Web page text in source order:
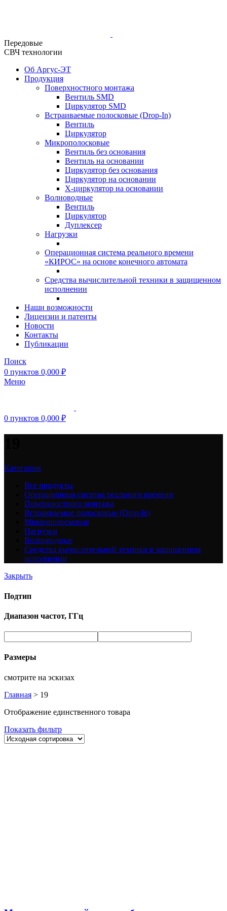
Передовые
СВЧ технологии
Об Аргус-ЭТ
Продукция
Поверхностного монтажа
Вентиль SMD
Циркулятор SMD
Встраиваемые полосковые (Drop-In)
Вентиль
Циркулятор
Микрополосковые
Вентиль без основания
Вентиль на основании
Циркулятор без основания
Циркулятор на основании
Х-циркулятор на основании
Волноводные
Вентиль
Циркулятор
Дуплексер
Нагрузки
Операционная система реального времени
«КИРОС» на основе конечного автомата
Средства вычислительной техники в защищенном
исполнении
Наши возможности
Лицензии и патенты
Новости
Контакты
Публикации
Поиск
0 пунктов 0,000 ₽
Меню
0 пунктов 0,000 ₽
Категории
Все продукты
Операционная система реального времени
Поверхностного монтажа
Встраиваемые полосковые (Drop-In)
Микрополосковые
Нагрузки
Волноводные
Средства вычислительной техники в защищенном
исполнении
Закрыть
Подтип
Диапазон частот, ГГц
Размеры
смотрите на эскизах
Главная > 19
Отображение единственного товара
Показать фильтр